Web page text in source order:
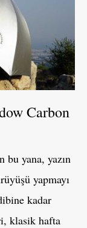
Carbon
bu yana, yazın
yapmayı
kadar
klasik hafta